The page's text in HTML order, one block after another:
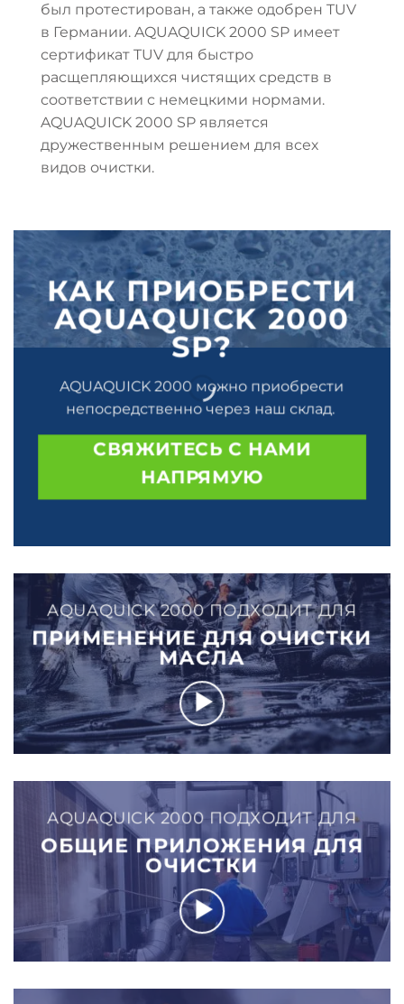
был протестирован, а также одобрен TUV
в Германии. AQUAQUICK 2000 SP имеет
сертификат TUV для быстро
расщепляющихся чистящих средств в
соответствии с немецкими нормами.
AQUAQUICK 2000 SP является
дружественным решением для всех
видов очистки.
КАК ПРИОБРЕСТИ
AQUAQUICK 2000
SP?
AQUAQUICK 2000 можно приобрести
непосредственно через наш склад.
СВЯЖИТЕСЬ С НАМИ
НАПРЯМУЮ
AQUAQUICK 2000 ПОДХОДИТ ДЛЯ
ПРИМЕНЕНИЕ ДЛЯ ОЧИСТКИ
МАСЛА
AQUAQUICK 2000 ПОДХОДИТ ДЛЯ
ОБЩИЕ ПРИЛОЖЕНИЯ ДЛЯ
ОЧИСТКИ